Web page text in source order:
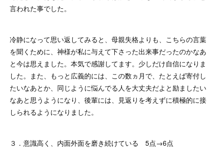
言われた事でした。
冷静になって思い返してみると、母親失格よりも、こちらの言葉
を聞くために、神様が私に与えて下さった出来事だったのかなあ
と今は思えました。本気で感謝してます。少しだけ自信になりま
した。また、もっと広義的には、この数ヵ月で、たとえば寄付し
たいなあとか、同じように悩んでる人を大丈夫だよと励ましたい
なあと思うようになり、後輩には、見返りを考えずに積極的に接
しられるようになりました。
３．意識高く、内面外面を磨き続けている 5点→6点